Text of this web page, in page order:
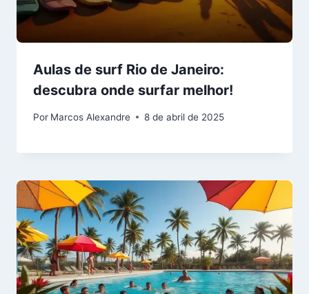
Aulas de surf Rio de Janeiro:
descubra onde surfar melhor!
Por Marcos Alexandre 8 de abril de 2025